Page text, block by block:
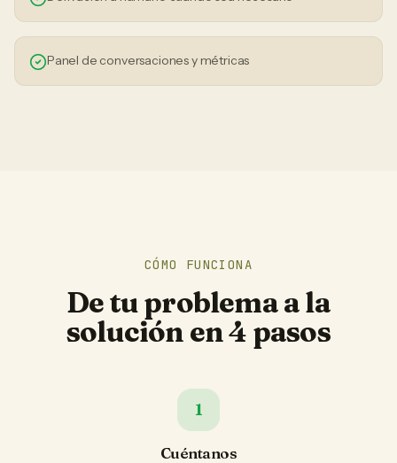
Panel de conversaciones y métricas
CÓMO FUNCIONA
De tu problema a la
solución en 4 pasos
1
Cuéntanos